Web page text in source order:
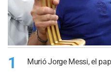
1 Murió Jorge Messi, el